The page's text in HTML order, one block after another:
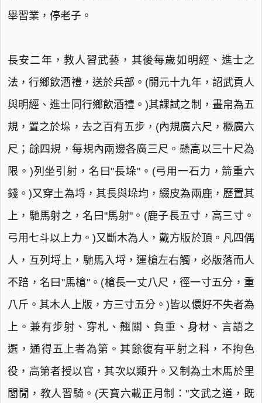
舉習業，停老子。
長安二年，教人習武藝，其後每歲如明經、進士之
法，行鄉飲酒禮，送於兵部。(開元十九年，詔武貢人
與明經、進士同行鄉飲酒禮。)其課試之制，畫帛為五
規，置之於垛，去之百有五步，(內規廣六尺，橛廣六
尺；餘四規，每規內兩邊各廣三尺。懸高以三十尺為
限。)列坐引射，名曰"長垛"。(弓用一石力，箭重六
錢。)又穿土為埒，其長與垛均，綴皮為兩鹿，歷置其
上，馳馬射之，名曰"馬射"。(鹿子長五寸，高三寸。
弓用七斗以上力。)又斷木為人，戴方版於頂。凡四偶
人，互列埒上，馳馬入埒，運槍左右觸，必版落而人
不踣，名曰"馬槍"。(槍長一丈八尺，徑一寸五分，重
八斤。其木人上版，方三寸五分。)皆以儇好不失者為
上。兼有步射、穿札、翹關、負重、身材、言語之
選，通得五上者為第。其餘復有平射之科，不拘色
役，高第者授以官，其次以類升。又制為土木馬於里
閭閒，教人習騎。(天寶六載正月制："文武之道，既